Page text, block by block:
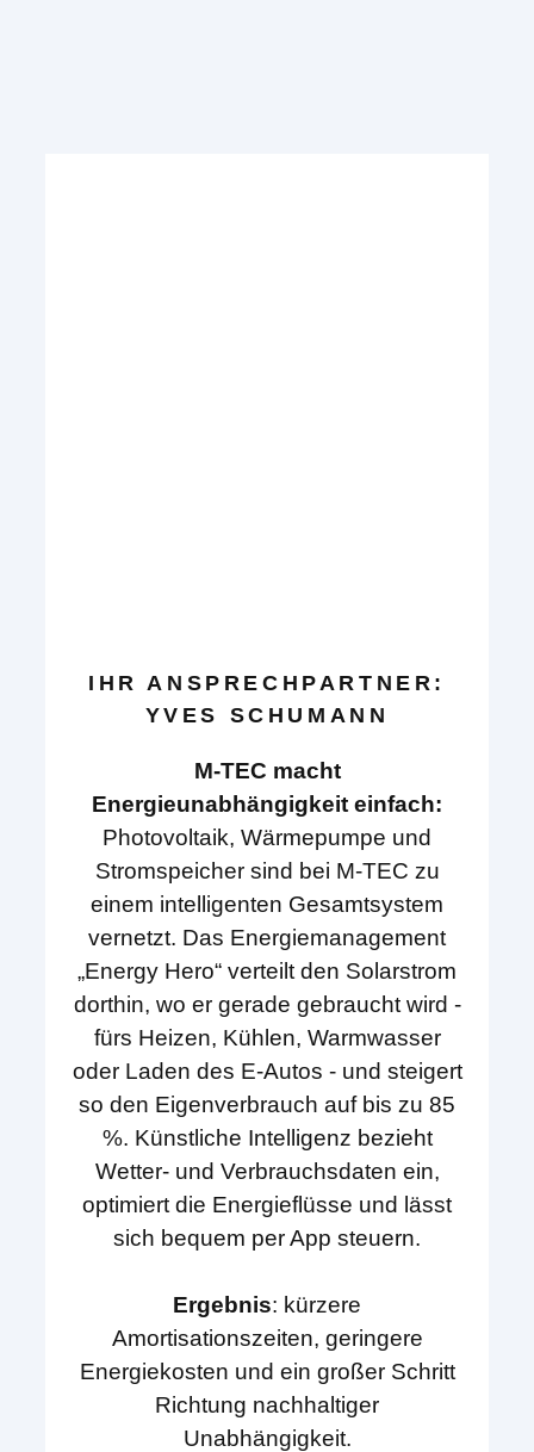
IHR ANSPRECHPARTNER:
YVES SCHUMANN
M-TEC macht
Energieunabhängigkeit einfach:
Photovoltaik, Wärmepumpe und
Stromspeicher sind bei M-TEC zu
einem intelligenten Gesamtsystem
vernetzt. Das Energiemanagement
„Energy Hero“ verteilt den Solarstrom
dorthin, wo er gerade gebraucht wird -
fürs Heizen, Kühlen, Warmwasser
oder Laden des E-Autos - und steigert
so den Eigenverbrauch auf bis zu 85
%. Künstliche Intelligenz bezieht
Wetter- und Verbrauchsdaten ein,
optimiert die Energieflüsse und lässt
sich bequem per App steuern.
Ergebnis: kürzere
Amortisationszeiten, geringere
Energiekosten und ein großer Schritt
Richtung nachhaltiger
Unabhängigkeit.